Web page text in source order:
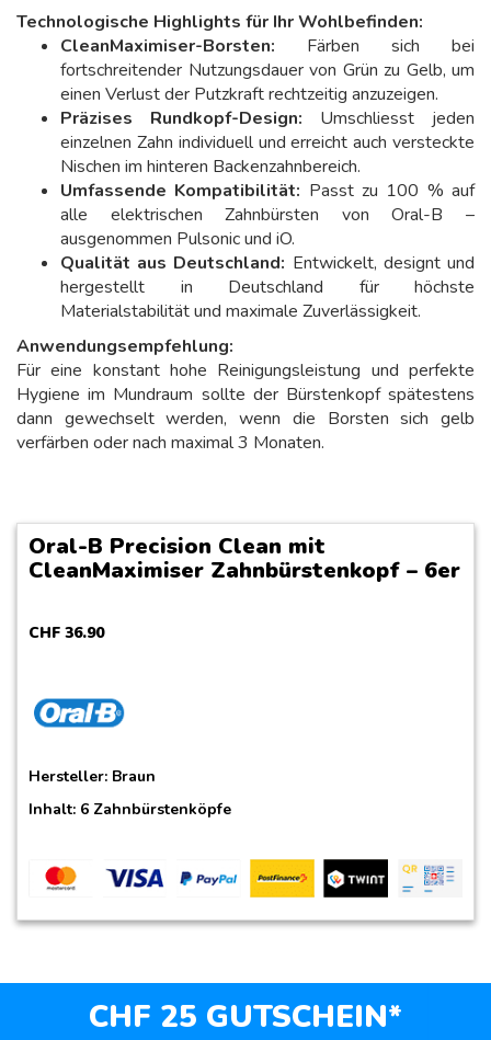
Technologische Highlights für Ihr Wohlbefinden:
CleanMaximiser-Borsten: Färben sich bei
fortschreitender Nutzungsdauer von Grün zu Gelb, um
einen Verlust der Putzkraft rechtzeitig anzuzeigen.
Präzises Rundkopf-Design: Umschliesst jeden
einzelnen Zahn individuell und erreicht auch versteckte
Nischen im hinteren Backenzahnbereich.
Umfassende Kompatibilität: Passt zu 100 % auf
alle elektrischen Zahnbürsten von Oral-B –
ausgenommen Pulsonic und iO.
Qualität aus Deutschland: Entwickelt, designt und
hergestellt in Deutschland für höchste
Materialstabilität und maximale Zuverlässigkeit.
Anwendungsempfehlung:
Für eine konstant hohe Reinigungsleistung und perfekte
Hygiene im Mundraum sollte der Bürstenkopf spätestens
dann gewechselt werden, wenn die Borsten sich gelb
verfärben oder nach maximal 3 Monaten.
Oral-B Precision Clean mit
CleanMaximiser Zahnbürstenkopf – 6er
CHF 36.90
Hersteller: Braun
Inhalt: 6 Zahnbürstenköpfe
CHF 25 GUTSCHEIN*